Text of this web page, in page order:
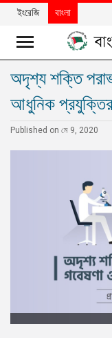
খবর
দলের
বিশেষ
প্রেস
ইংরেজি বাংলা
অদৃশ্য শক্তি
আধুনিক প্রযুক্তির
Published on মে 9, 2020